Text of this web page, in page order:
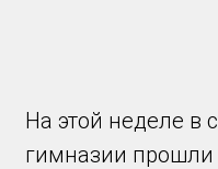
На этой неделе в
гимназии прошли